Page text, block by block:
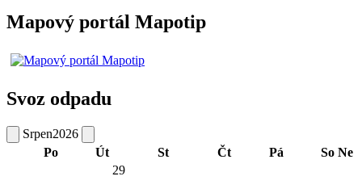
Mapový portál Mapotip
Svoz odpadu
Srpen2026
Po
Út St Čt Pá So Ne
29